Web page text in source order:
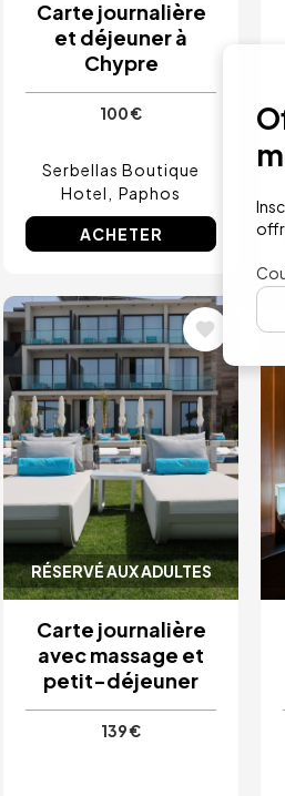
Carte journalière
et déjeuner à
Chypre
100 €
Serbellas Boutique
Hotel
Paphos
ACHETER
RÉSERVÉ AUX ADULTES
Image
Carte journalière
avec massage et
petit-déjeuner
139 €